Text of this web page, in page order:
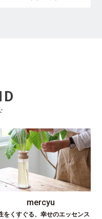
mercyu
をくすぐる、幸せのエッセンス